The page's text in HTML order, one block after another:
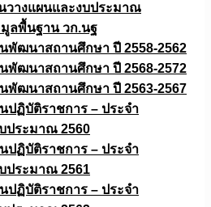
วางแผนและงบประมาณ
ลพื้นฐาน วก.นฐ
พัฒนาสถานศึกษา ปี 2558-2562
พัฒนาสถานศึกษา ปี 2568-2572
พัฒนาสถานศึกษา ปี 2563-2567
ปฏิบัติราชการ – ประจำ
ประมาณ 2560
ปฏิบัติราชการ – ประจำ
ประมาณ 2561
ปฏิบัติราชการ – ประจำ